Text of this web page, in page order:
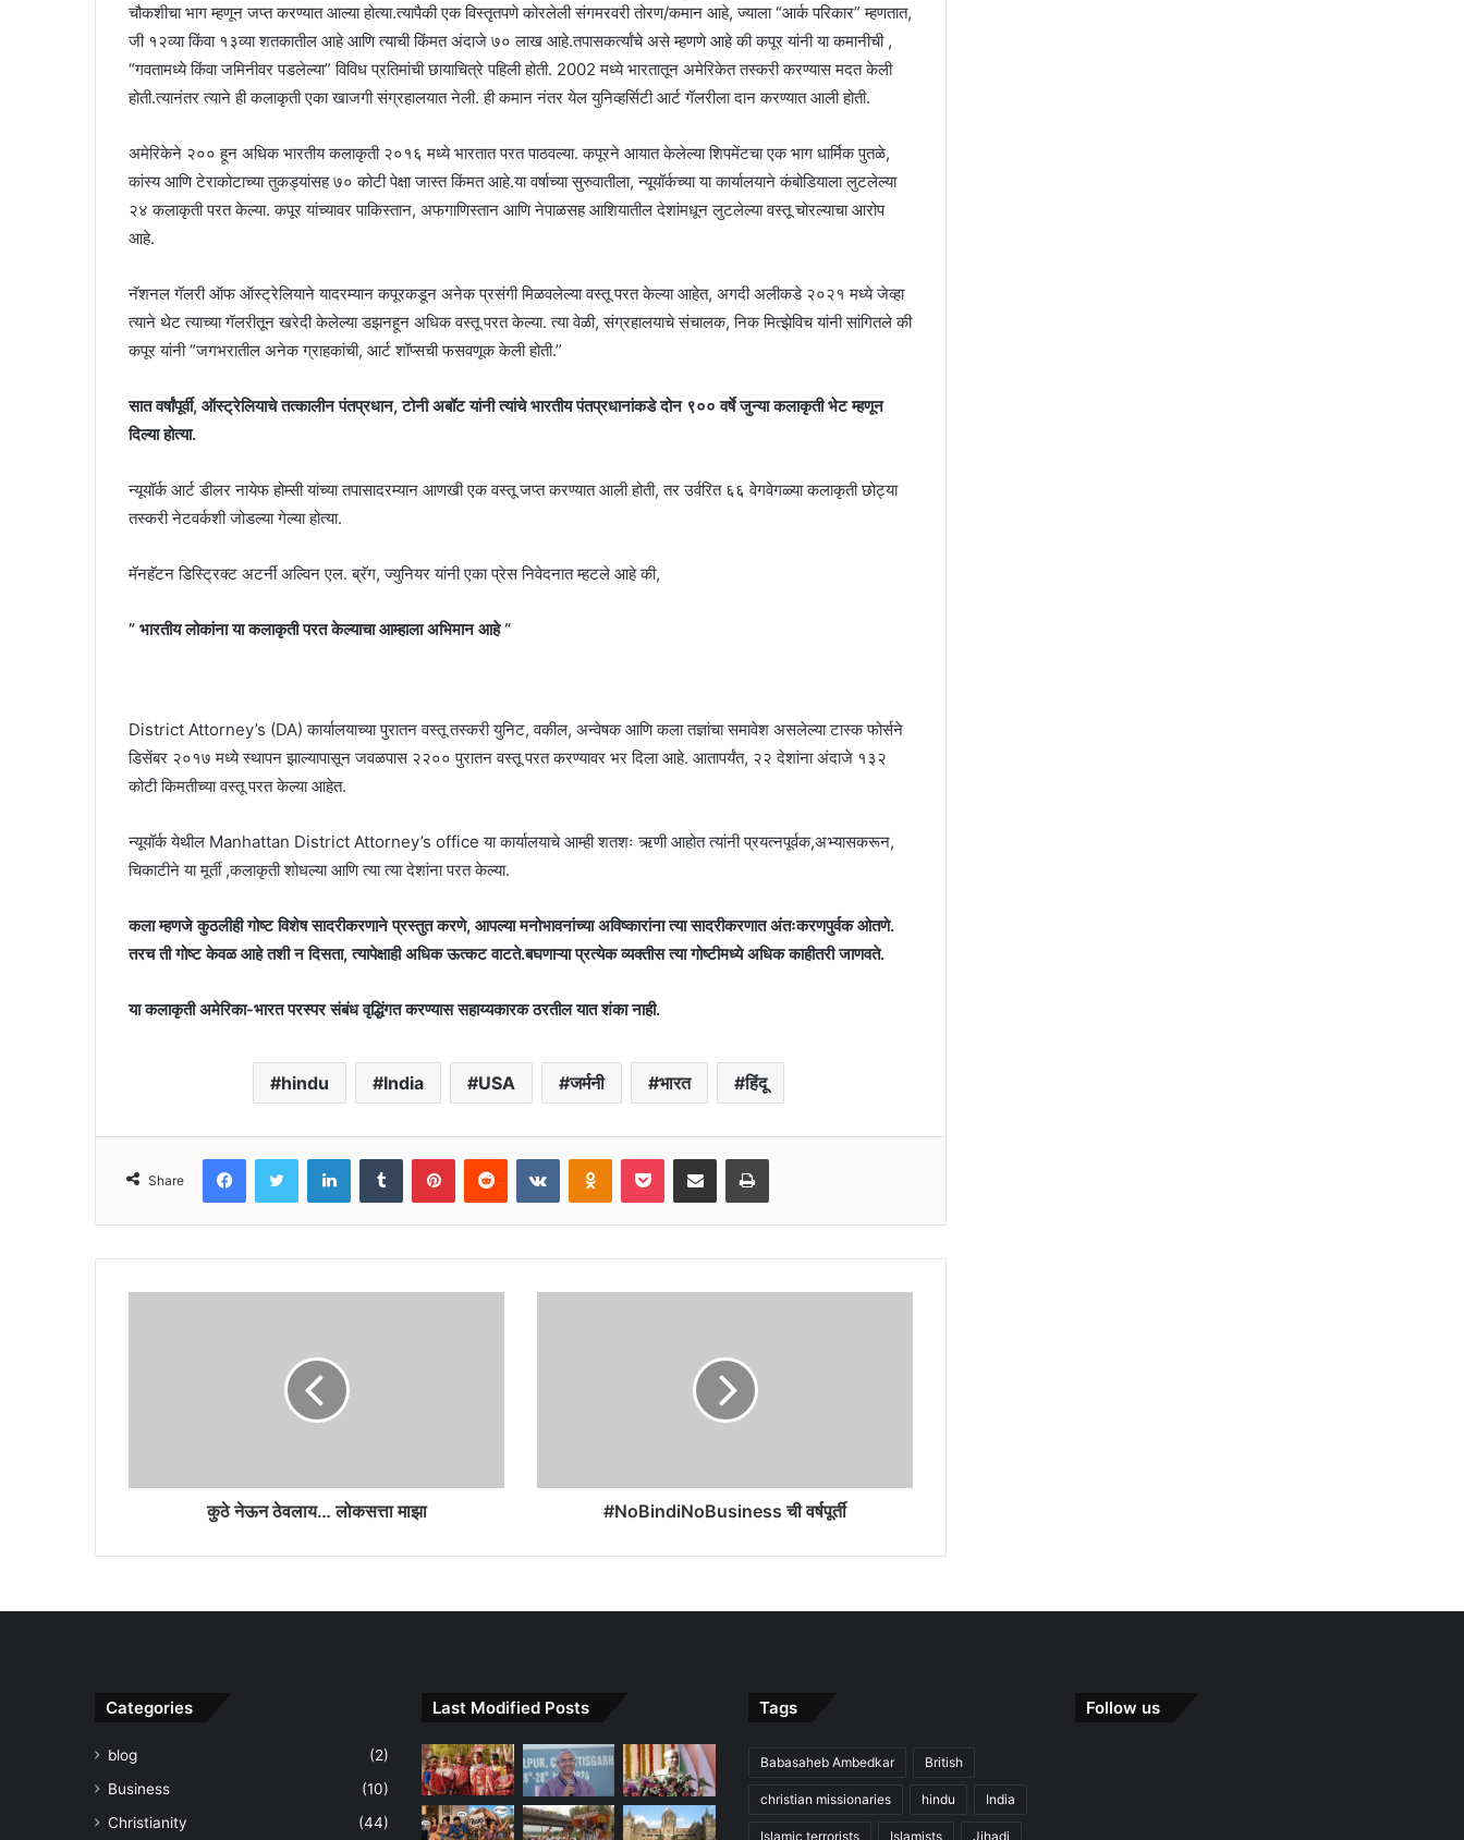
चौकशीचा भाग म्हणून जप्त करण्यात आल्या होत्या.त्यापैकी एक विस्तृतपणे कोरलेली संगमरवरी तोरण/कमान आहे, ज्याला “आर्क परिकार” म्हणतात,
जी १२व्या किंवा १३व्या शतकातील आहे आणि त्याची किंमत अंदाजे ७० लाख आहे.तपासकर्त्यांचे असे म्हणणे आहे की कपूर यांनी या कमानीची ,
“गवतामध्ये किंवा जमिनीवर पडलेल्या” विविध प्रतिमांची छायाचित्रे पहिली होती. 2002 मध्ये भारतातून अमेरिकेत तस्करी करण्यास मदत केली
होती.त्यानंतर त्याने ही कलाकृती एका खाजगी संग्रहालयात नेली. ही कमान नंतर येल युनिव्हर्सिटी आर्ट गॅलरीला दान करण्यात आली होती.
अमेरिकेने २०० हून अधिक भारतीय कलाकृती २०१६ मध्ये भारतात परत पाठवल्या. कपूरने आयात केलेल्या शिपमेंटचा एक भाग धार्मिक पुतळे,
कांस्य आणि टेराकोटाच्या तुकड्यांसह ७० कोटी पेक्षा जास्त किंमत आहे.या वर्षाच्या सुरुवातीला, न्यूयॉर्कच्या या कार्यालयाने कंबोडियाला लुटलेल्या
२४ कलाकृती परत केल्या. कपूर यांच्यावर पाकिस्तान, अफगाणिस्तान आणि नेपाळसह आशियातील देशांमधून लुटलेल्या वस्तू चोरल्याचा आरोप
आहे.
नॅशनल गॅलरी ऑफ ऑस्ट्रेलियाने यादरम्यान कपूरकडून अनेक प्रसंगी मिळवलेल्या वस्तू परत केल्या आहेत, अगदी अलीकडे २०२१ मध्ये जेव्हा
त्याने थेट त्याच्या गॅलरीतून खरेदी केलेल्या डझनहून अधिक वस्तू परत केल्या. त्या वेळी, संग्रहालयाचे संचालक, निक मित्झेविच यांनी सांगितले की
कपूर यांनी “जगभरातील अनेक ग्राहकांची, आर्ट शॉप्सची फसवणूक केली होती.”
सात वर्षांपूर्वी, ऑस्ट्रेलियाचे तत्कालीन पंतप्रधान, टोनी अबॉट यांनी त्यांचे भारतीय पंतप्रधानांकडे दोन ९०० वर्षे जुन्या कलाकृती भेट म्हणून
दिल्या होत्या.
न्यूयॉर्क आर्ट डीलर नायेफ होम्सी यांच्या तपासादरम्यान आणखी एक वस्तू जप्त करण्यात आली होती, तर उर्वरित ६६ वेगवेगळ्या कलाकृती छोट्या
तस्करी नेटवर्कशी जोडल्या गेल्या होत्या.
मॅनहॅटन डिस्ट्रिक्ट अटर्नी अल्विन एल. ब्रॅग, ज्युनियर यांनी एका प्रेस निवेदनात म्हटले आहे की,
” भारतीय लोकांना या कलाकृती परत केल्याचा आम्हाला अभिमान आहे “
District Attorney’s (DA) कार्यालयाच्या पुरातन वस्तू तस्करी युनिट, वकील, अन्वेषक आणि कला तज्ञांचा समावेश असलेल्या टास्क फोर्सने
डिसेंबर २०१७ मध्ये स्थापन झाल्यापासून जवळपास २२०० पुरातन वस्तू परत करण्यावर भर दिला आहे. आतापर्यंत, २२ देशांना अंदाजे १३२
कोटी किमतीच्या वस्तू परत केल्या आहेत.
न्यूयॉर्क येथील Manhattan District Attorney’s office या कार्यालयाचे आम्ही शतशः ऋणी आहोत त्यांनी प्रयत्नपूर्वक,अभ्यासकरून,
चिकाटीने या मूर्ती ,कलाकृती शोधल्या आणि त्या त्या देशांना परत केल्या.
कला म्हणजे कुठलीही गोष्ट विशेष सादरीकरणाने प्रस्तुत करणे, आपल्या मनोभावनांच्या अविष्कारांना त्या सादरीकरणात अंतःकरणपुर्वक ओतणे.
तरच ती गोष्ट केवळ आहे तशी न दिसता, त्यापेक्षाही अधिक ऊत्कट वाटते.बघणाऱ्या प्रत्येक व्यक्तीस त्या गोष्टीमध्ये अधिक काहीतरी जाणवते.
या कलाकृती अमेरिका-भारत परस्पर संबंध वृद्धिंगत करण्यास सहाय्यकारक ठरतील यात शंका नाही.
hindu India USA जर्मनी भारत हिंदू
Share
FacebookTwitter LinkedInTumblr PinterestReddit VKontakteOdnoklassniki
Pocket Share via Email Print
कुठे नेऊन ठेवलाय… लोकसत्ता माझा #NoBindiNoBusiness ची वर्षपूर्ती
Categories
blog
(2)
Business
(10)
Christianity
(44)
Last Modified Posts Tags
Babasaheb Ambedkar British
christian missionaries hindu India
Islamic terrorists Islamists Jihadi
Follow us